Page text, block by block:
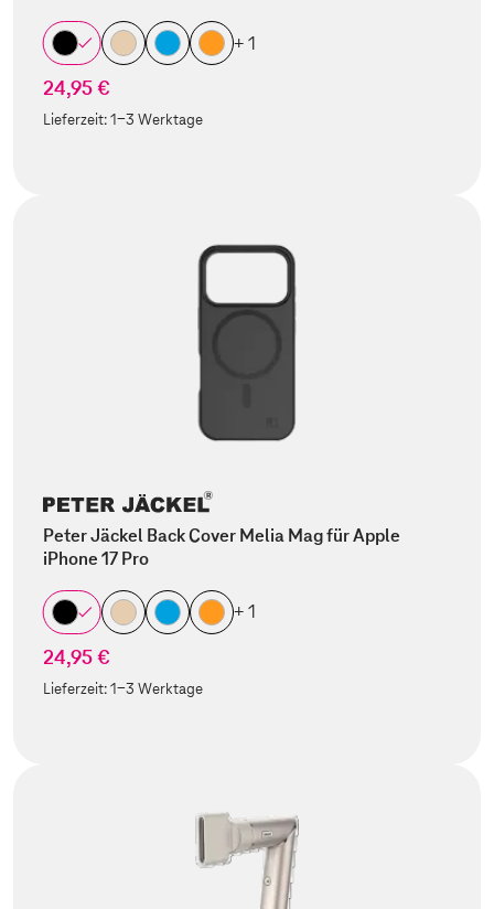
+ 1
24,95 €
Lieferzeit:1-3 Werktage
Peter Jäckel Back Cover Melia Mag für Apple
iPhone 17 Pro
+ 1
24,95 €
Lieferzeit:1-3 Werktage